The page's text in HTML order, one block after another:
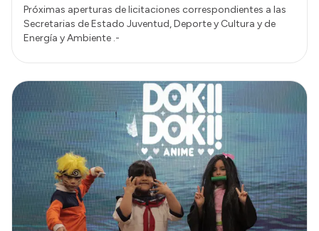
Convocatorias
Intranet
Próximas aperturas de licitaciones correspondientes a las
Secretarias de Estado Juventud, Deporte y Cultura y de
Energía y Ambiente .-